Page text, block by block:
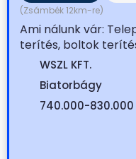
(Zsámbék 12km-re)
Ami nálunk vár:
terítés, boltok
WSZL KFT.
Biatorbágy
740.000-